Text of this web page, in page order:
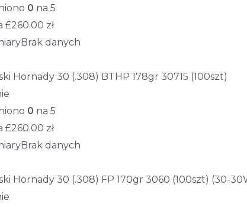
0 na 5
£260.00 zł
Brak danych
Hornady 30 (.308) BTHP 178gr 30715 (100szt)
0 na 5
£260.00 zł
Brak danych
Hornady 30 (.308) FP 170gr 3060 (100szt) (30-